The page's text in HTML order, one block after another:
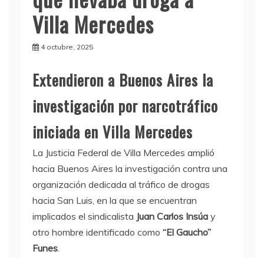
Villa Mercedes
4 octubre, 2025
Extendieron a Buenos Aires la
investigación por narcotráfico
iniciada en Villa Mercedes
La Justicia Federal de Villa Mercedes amplió
hacia Buenos Aires la investigación contra una
organización dedicada al tráfico de drogas
hacia San Luis, en la que se encuentran
implicados el sindicalista Juan Carlos Insúa y
otro hombre identificado como “El Gaucho”
Funes